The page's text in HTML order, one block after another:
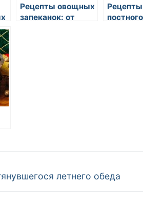
Рецепты овощных
запеканок: от
летнего обеда